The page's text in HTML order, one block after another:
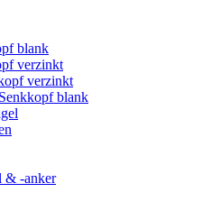
blank
verzinkt
verzinkt
blank
& -anker